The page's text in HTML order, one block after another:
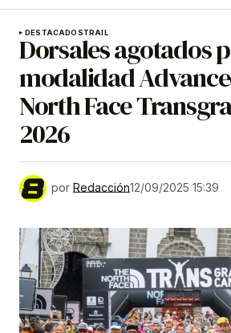
DESTACADOSTRAIL
Dorsales agotados
modalidad
North Face
2026
por Redacción12/09/2025 15:39